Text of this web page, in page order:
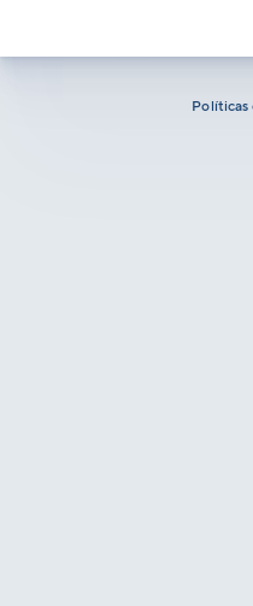
Políticas